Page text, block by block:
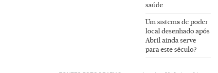
saúde
Um sistema de poder
local desenhado após
Abril ainda serve
para este século?